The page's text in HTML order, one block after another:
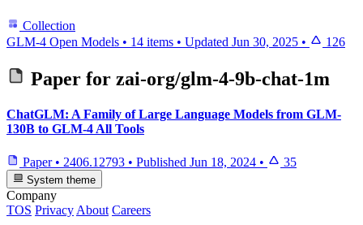
Collection
GLM-4 Open Models • 14 items • Updated Jun 30, 2025 • 126
Paper for zai-org/glm-4-9b-chat-1m
ChatGLM: A Family of Large Language Models from GLM-
130B to GLM-4 All Tools
Paper • 2406.12793 • Published Jun 18, 2024 • 35
System theme
Company
TOS Privacy About Careers